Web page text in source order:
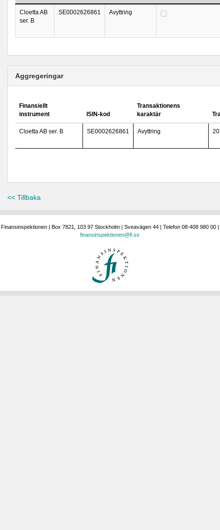
Cloetta AB
ser. B
SE0002626861 Avyttring
Aggregeringar
Finansiellt
instrument
ISIN-kod
Transaktionens
karaktär
Cloetta AB ser. B SE0002626861 Avyttring
<< Tillbaka
Finansinspektionen | Box 7821, 103 97 Stockholm | Sveavägen 44 | Telefon 08-408 980 00 |
finansinspektionen@fi.se